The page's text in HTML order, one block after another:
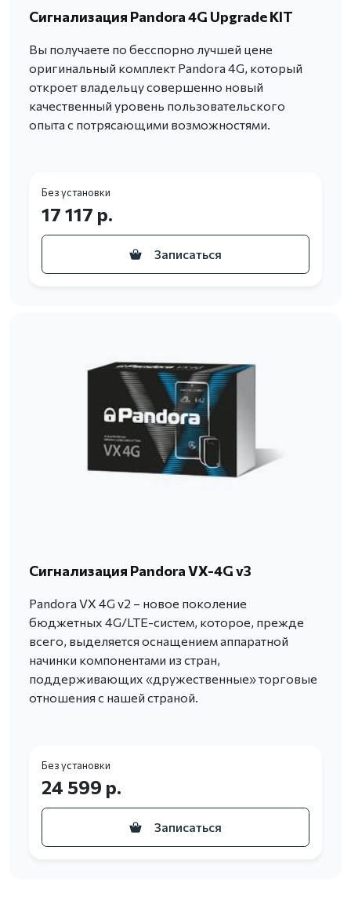
Сигнализация Pandora 4G Upgrade KIT
Вы получаете по бесспорно лучшей цене
оригинальный комплект Pandora 4G, который
откроет владельцу совершенно новый
качественный уровень пользовательского
опыта с потрясающими возможностями.
Без установки
17 117 р.
Записаться
Сигнализация Pandora VX-4G v3
Pandora VX 4G v2 – новое поколение
бюджетных 4G/LTE-систем, которое, прежде
всего, выделяется оснащением аппаратной
начинки компонентами из стран,
поддерживающих «дружественные» торговые
отношения с нашей страной.
Без установки
24 599 р.
Записаться